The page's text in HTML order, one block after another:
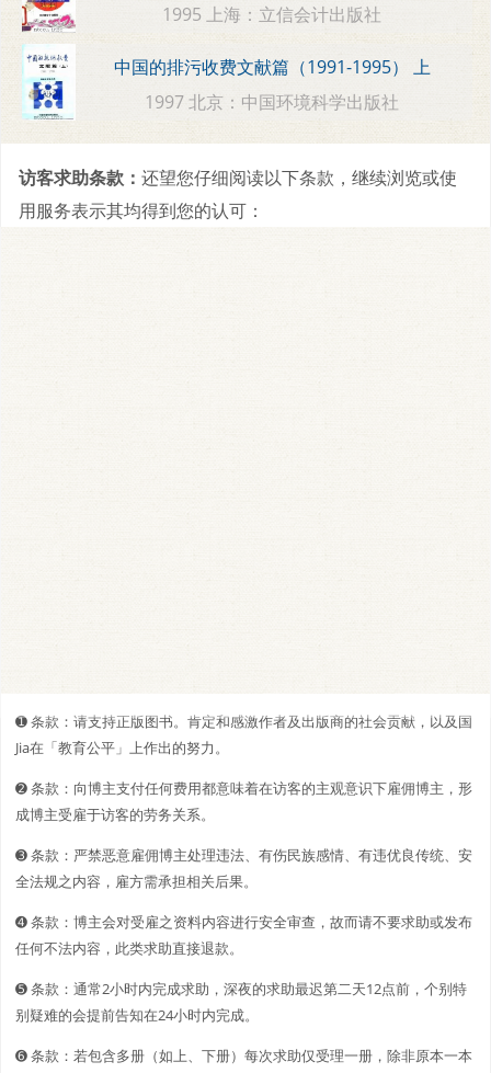
1995 上海：立信会计出版社
中国的排污收费文献篇（1991-1995） 上
1997 北京：中国环境科学出版社
访客求助条款： 还望您仔细阅读以下条款，继续浏览或使
用服务表示其均得到您的认可：
➊️ 条款：请支持正版图书。肯定和感激作者及出版商的社会贡献，以及国
Jia在「教育公平」上作出的努力。
➋️️ 条款：向博主支付任何费用都意味着在访客的主观意识下雇佣博主，形
成博主受雇于访客的劳务关系。
➌ 条款：严禁恶意雇佣博主处理违法、有伤民族感情、有违优良传统、安
全法规之内容，雇方需承担相关后果。
➍ 条款：博主会对受雇之资料内容进行安全审查，故而请不要求助或发布
任何不法内容，此类求助直接退款。
➎ 条款：通常2小时内完成求助，深夜的求助最迟第二天12点前，个别特
别疑难的会提前告知在24小时内完成。
➏ 条款：若包含多册（如上、下册）每次求助仅受理一册，除非原本一本